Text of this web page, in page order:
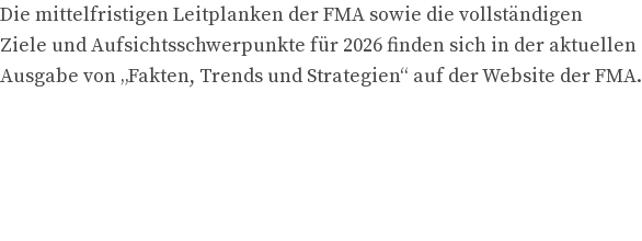
Die mittelfristigen Leitplanken der FMA sowie die vollständigen
Ziele und Aufsichtsschwerpunkte für 2026 finden sich in der aktuellen
Ausgabe von „Fakten, Trends und Strategien“ auf der Website der FMA.